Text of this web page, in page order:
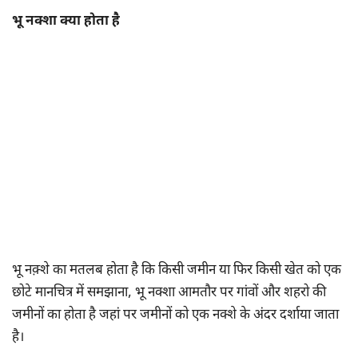
भू नक्शा क्या होता है
भू नक़्शे का मतलब होता है कि किसी जमीन या फिर किसी खेत को एक
छोटे मानचित्र में समझाना, भू नक्शा आमतौर पर गांवों और शहरो की
जमीनों का होता है जहां पर जमीनों को एक नक्शे के अंदर दर्शाया जाता
है।